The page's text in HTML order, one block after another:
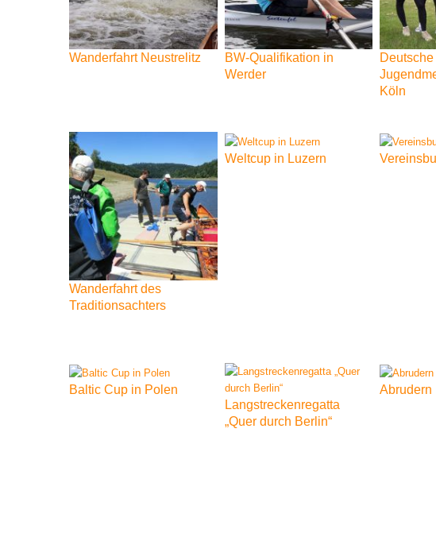
Wanderfahrt Neustrelitz BW-Qualifikation in
Werder
Deutsche
Köln
Wanderfahrt des
Traditionsachters
Weltcup in Luzern
Baltic Cup in Polen
Langstreckenregatta
„Quer durch Berlin“
Abrudern